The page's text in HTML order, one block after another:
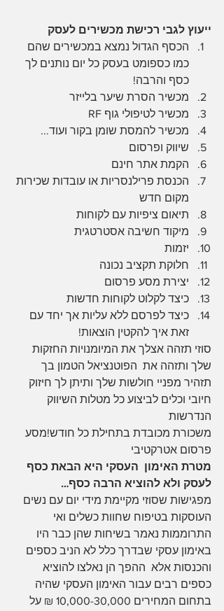
ייעוץ לגבי רכישת מכשירים לעסק
הכסף הגדול נמצא במכשירים שהם
כמו כספומט בעסק כל יום נותנים לך
כסף והרבה!
מכשיר הסרת שיער בלייזר
מכשיר לטיפולי גוף RF
מכשיר להמסת שומן בקור ועוד...
שיווק ופרסום
הקמת אתר חינם
הכנסת פרילנסריות או עובדות שכירות
מקום חדש
תיאום ציפיות עם לקוחות
מיקוד חשיבה אסטרטגית
יזמות
חלוקת תקציב נכונה
יצירת מסע פרסום
כיצד לקלוט לקוחות חדשות
כיצד לפרסם ללא עליות אך יחד עם
זאת איך להקטין הוצאות!
סוזי תזהה אצלך את המיומנויות החזקות
שלך ותזהה את  הפוטנציאל הטמון בך
תזהיר מפניי חולשות שלך ותיתן לך חיזוק
חיובי וכלים לביצוע כל מטלות השיווק
הנדרשות
משכורת מכובדת בתחילת כל חודש!מסע
פרסום אטרקטיבי
מטרת האימון  העסקי היא הבאת כסף
לעסק ולא להוציא הרבה כסף…
מפגישות שסוזי מקיימת מידי יום עם נשים
העוסקות בטיפוח שחוות כשלים ואי
התרוממות נאמר בשיחות שהן כבר היו
באימון עסקי שבדרך כלל לא הניב כספים
והכנסות אלא  ההפך הן נאלצו להוציא
כספים רבים עבור האימון העסקי שהיה
בתחום המחירים 10,000-30,000 ₪ על